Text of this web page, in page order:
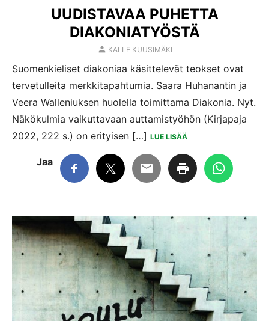
UUDISTAVAA PUHETTA
DIAKONIATYÖSTÄ
AUTHOR
KALLE KUUSIMÄKI
Suomenkieliset diakoniaa käsittelevät teokset ovat
tervetulleita merkkitapahtumia. Saara Huhanantin ja
Veera Walleniuksen huolella toimittama Diakonia. Nyt.
Näkökulmia vaikuttavaan auttamistyöhön (Kirjapaja
2022, 222 s.) on erityisen […] LUE LISÄÄ
Jaa